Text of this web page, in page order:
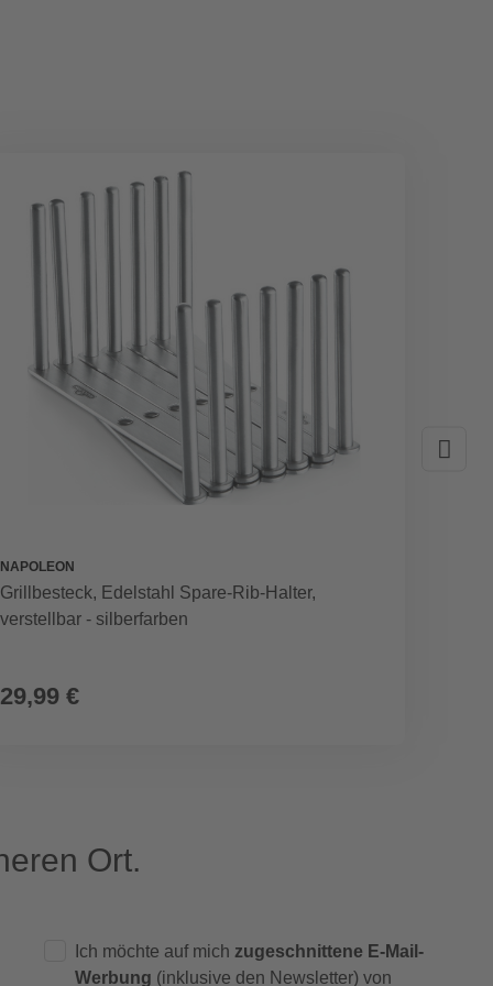
NAPOLEON
Grillbesteck, Edelstahl Spare-Rib-Halter,
verstellbar - silberfarben
29,99 €
Ort.
Ich möchte auf mich zugeschnittene E-Mail-
Werbung (inklusive den Newsletter) von